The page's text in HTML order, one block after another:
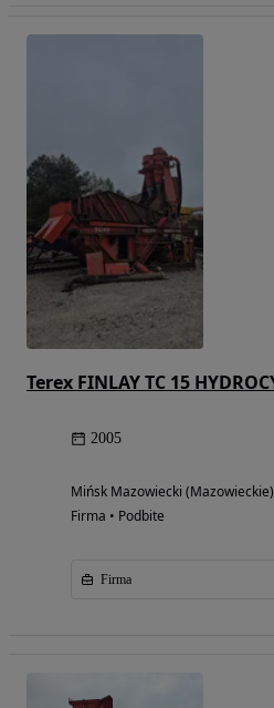
2005
Mińsk Mazowiecki (Mazowieckie)
Firma • Podbite
Firma